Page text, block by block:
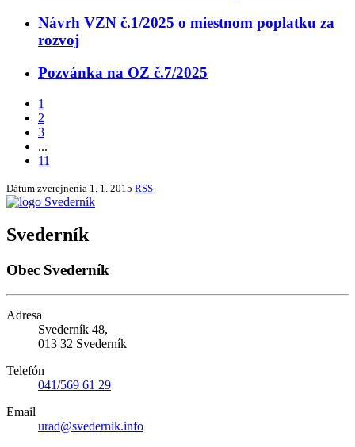
Návrh VZN č.1/2025 o miestnom poplatku za
rozvoj
Pozvánka na OZ č.7/2025
1
2
3
...
11
Dátum zverejnenia 1. 1. 2015 RSS
Svederník
Obec Svederník
Adresa
Svederník 48,
013 32 Svederník
Telefón
041/569 61 29
Email
urad@svedernik.info